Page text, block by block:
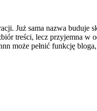
Już sama nazwa buduje
treści, lecz przyjemna w
pełnić funkcję